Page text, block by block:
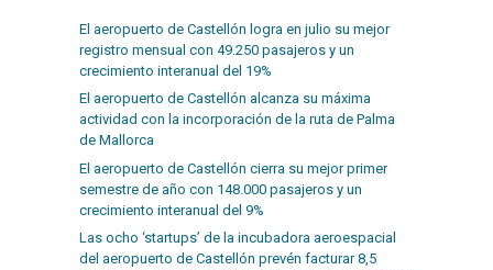
El aeropuerto de Castellón logra en julio su mejor
registro mensual con 49.250 pasajeros y un
crecimiento interanual del 19%
El aeropuerto de Castellón alcanza su máxima
actividad con la incorporación de la ruta de Palma
de Mallorca
El aeropuerto de Castellón cierra su mejor primer
semestre de año con 148.000 pasajeros y un
crecimiento interanual del 9%
Las ocho ‘startups’ de la incubadora aeroespacial
del aeropuerto de Castellón prevén facturar 8,5